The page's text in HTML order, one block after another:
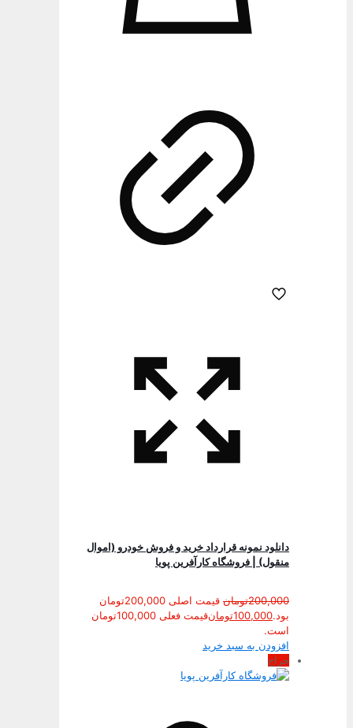
دانلود نمونه قرارداد خرید و فروش خودرو (اموال
منقول) | فروشگاه کارآفرین پویا
200,000تومان
قیمت اصلی 200,000تومان
بود.100,000تومان
قیمت فعلی 100,000تومان
است.
افزودن به سبد خرید
حراج